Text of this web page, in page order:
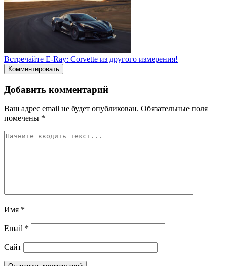
Встречайте E-Ray: Corvette из другого измерения!
Комментировать
Добавить комментарий
Ваш адрес email не будет опубликован. Обязательные поля
помечены *
Имя *
Email *
Сайт